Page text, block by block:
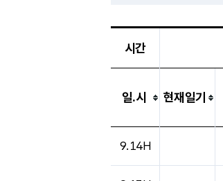
시간
일.시 현재일기
9.14H